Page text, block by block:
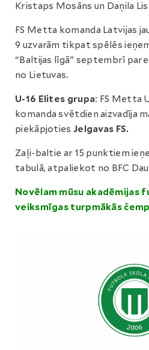
Kristaps Mosāns un Daņila
FS Metta komanda Latvijas
9 uzvarām tikpat spēlēs
“Baltijas līgā” septembrī
no Lietuvas.
U-16 Elites grupa: FS Metta
komanda svētdien aizvadīja
piekāpjoties Jelgavas FS.
Zaļi-baltie ar 15 punktiem
tabulā, atpaliekot no BFC
Novēlam mūsu akadēmijas
veiksmīgas turpmākās